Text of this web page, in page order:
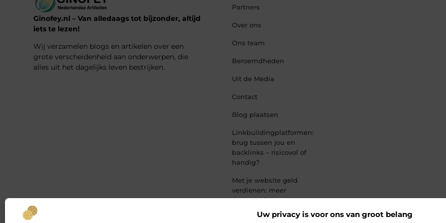
Uw privacy is voor ons van groot belang
Ginofey.nl – Van alledaags tot bijzonder, altijd
iets te lezen!
Wij verzamelen blogs en artikelen over een
grote verscheidenheid aan onderwerpen, die
alles uit het dagelijks leven bestrijken.
Partners
Over ons
Ons team
Beroemdheden
Uit de Media
Contact
Blog plaatsen
Linkbuildingplatformen:
brug tussen jou en
backlinks – risicovol of
handig?
Met je website geld
verdienen: meer
dan een droom,
een slimme
strategie